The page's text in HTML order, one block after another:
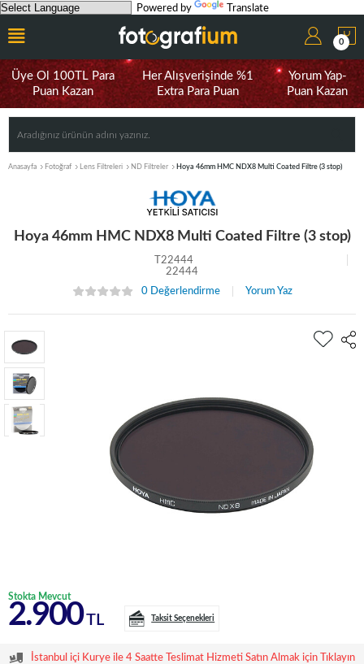
Powered by Translate
0
Üye Ol 100TL Para
Puan Kazan
Her Alışverişinde %1
Extra Para Puan
Yorum Yap-
Puan Kazan
Anasayfa Fotoğraf Lens Filtreleri ND Filtreler Hoya 46mm HMC NDX8 Multi Coated Filtre (3 stop)
Hoya 46mm HMC NDX8 Multi Coated Filtre (3 stop)
T22444
22444
0 Değerlendirme
Yorum Yaz
Stokta Mevcut
2.900TL Taksit Seçenekleri
İstanbul içi Kurye ile 4 Saatte Teslimat Hizmeti Satın Almak için Tıklayın